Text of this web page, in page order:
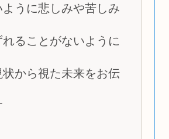
うに悲しみや苦しみ
ることがないように
から視た未来をお伝